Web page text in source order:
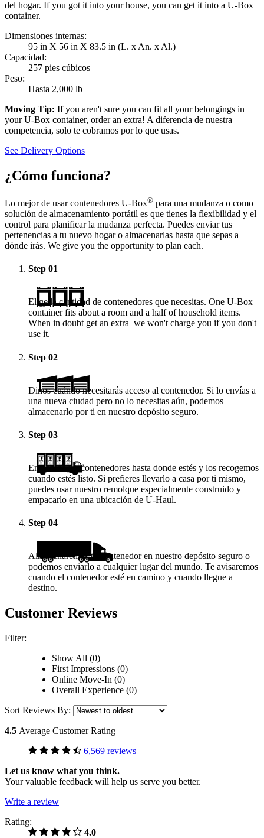
del hogar. If you got it into your house, you can get it into a U-Box
container.
Dimensiones internas:
95 in X 56 in X 83.5 in (L. x An. x Al.)
Capacidad:
257 pies cúbicos
Peso:
Hasta 2,000 lb
Moving Tip: If you aren't sure you can fit all your belongings in
yourU-Box container, order an extra! A diferencia de nuestra
competencia, solo te cobramos por lo que usas.
See Delivery Options
¿Cómo funciona?
Lo mejor de usar contenedores U-Box® para una mudanza o como
solución de almacenamiento portátil es que tienes la flexibilidad y el
control para planificar la mudanza perfecta. Puedes enviar tus
pertenencias a tu nuevo hogar o almacenarlas hasta que sepas a
dónde irás. We give you the opportunity to plan each.
Step 01
Elige la cantidad de contenedores que necesitas. One U-Box
container fits about a room and a half of household items.
When in doubt get an extra–we won't charge you if you don't
use it.
Step 02
Dinos cuándo necesitarás acceso al contenedor. Si lo envías a
una nueva ciudad pero no lo necesitas aún, podemos
almacenarlo por ti en nuestro depósito seguro.
Step 03
Enviamos los contenedores hasta donde estés y los recogemos
cuando estés listo. Si prefieres llevarlo a casa por ti mismo,
puedes usar nuestro remolque especialmente construido y
empacarlo en una ubicación de U-Haul.
Step 04
Almacenaremos tu contenedor en nuestro depósito seguro o
podemos enviarlo a cualquier lugar del mundo. Te avisaremos
cuando el contenedor esté en camino y cuando llegue a
destino.
Customer Reviews
Filter:
Show All (0)
First Impressions (0)
Online Move-In (0)
Overall Experience (0)
Sort Reviews By:
4.5 Average Customer Rating
6,569 reviews
Let us know what you think.
Your valuable feedback will help us serve you better.
Write a review
Rating:
4.0